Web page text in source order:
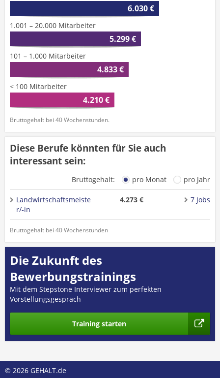
6.030 €
1.001 – 20.000 Mitarbeiter
5.299 €
101 – 1.000 Mitarbeiter
4.833 €
< 100 Mitarbeiter
4.210 €
Bruttogehalt bei 40 Wochenstunden.
Diese Berufe könnten für Sie auch
interessant sein:
Bruttogehalt: pro Monat pro Jahr
Landwirtschaftsmeiste
r/-in
4.273 € 7 Jobs
Bruttogehalt bei 40 Wochenstunden
Die Zukunft des
Bewerbungstrainings
Mit dem Stepstone Interviewer zum perfekten
Vorstellungsgespräch
Training starten
© 2026 GEHALT.de